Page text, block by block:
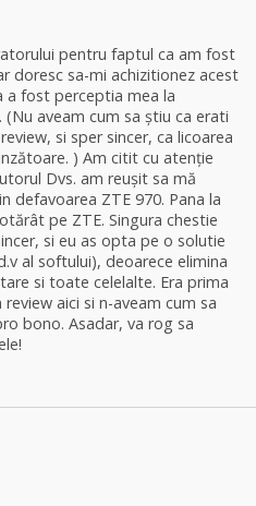
pentru faptul ca am fost
doresc sa-mi achizitionez acest
a fost perceptia mea la
aveam cum sa știu ca erati
si sper sincer, ca licoarea
) Am citit cu atenție
Dvs. am reușit sa mă
defavoarea ZTE 970. Pana la
pe ZTE. Singura chestie
si eu as opta pe o solutie
al softului), deoarece elimina
si toate celelalte. Era prima
aici si n-aveam cum sa
bono. Asadar, va rog sa